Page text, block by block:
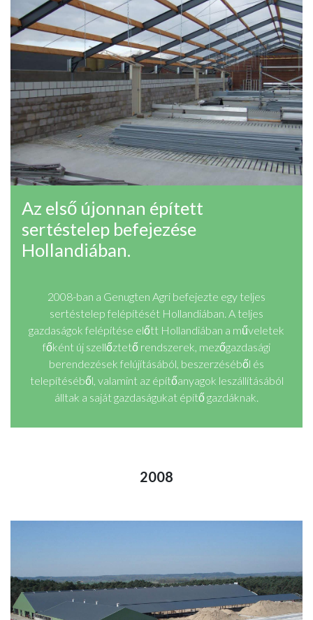
Az első újonnan épített
sertéstelep befejezése
Hollandiában.
2008-ban a Genugten Agri befejezte egy teljes
sertéstelep felépítését Hollandiában. A teljes
gazdaságok felépítése előtt Hollandiában a műveletek
főként új szellőztető rendszerek, mezőgazdasági
berendezések felújításából, beszerzéséből és
telepítéséből, valamint az építőanyagok leszállításából
álltak a saját gazdaságukat építő gazdáknak.
2008